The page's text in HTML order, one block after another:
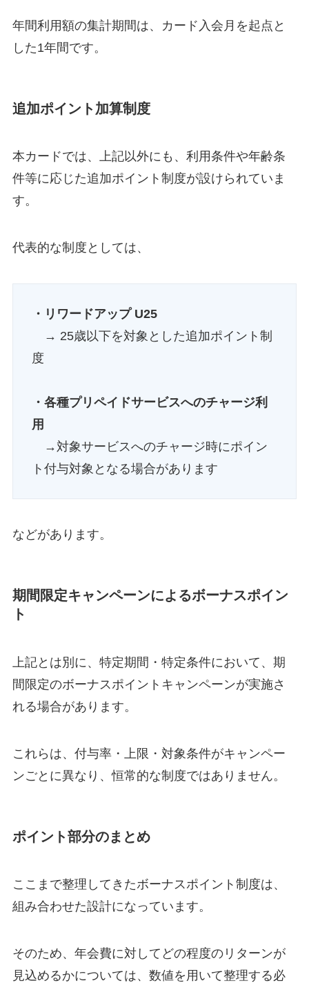
年間利用額の集計期間は、カード入会月を起点と
した1年間です。
追加ポイント加算制度
本カードでは、上記以外にも、利用条件や年齢条
件等に応じた追加ポイント制度が設けられていま
す。
代表的な制度としては、
・リワードアップ U25
→ 25歳以下を対象とした追加ポイント制
度
・各種プリペイドサービスへのチャージ利
用
→対象サービスへのチャージ時にポイン
ト付与対象となる場合があります
などがあります。
期間限定キャンペーンによるボーナスポイン
ト
上記とは別に、特定期間・特定条件において、期
間限定のボーナスポイントキャンペーンが実施さ
れる場合があります。
これらは、付与率・上限・対象条件がキャンペー
ンごとに異なり、恒常的な制度ではありません。
ポイント部分のまとめ
ここまで整理してきたボーナスポイント制度は、
組み合わせた設計になっています。
そのため、年会費に対してどの程度のリターンが
見込めるかについては、数値を用いて整理する必